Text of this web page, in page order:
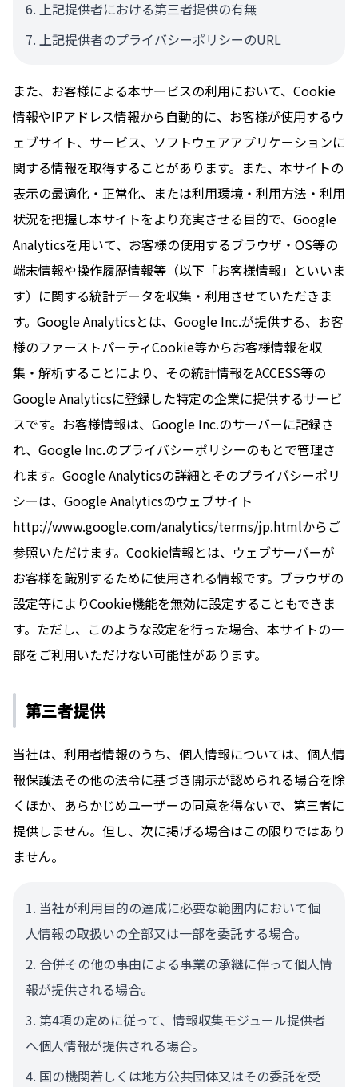
上記提供者における第三者提供の有無
上記提供者のプライバシーポリシーのURL
また、お客様による本サービスの利用において、Cookie
情報やIPアドレス情報から自動的に、お客様が使用するウ
ェブサイト、サービス、ソフトウェアアプリケーションに
関する情報を取得することがあります。また、本サイトの
表示の最適化・正常化、または利用環境・利用方法・利用
状況を把握し本サイトをより充実させる目的で、Google
Analyticsを用いて、お客様の使用するブラウザ・OS等の
端末情報や操作履歴情報等（以下「お客様情報」といいま
す）に関する統計データを収集・利用させていただきま
す。Google Analyticsとは、Google Inc.が提供する、お客
様のファーストパーティCookie等からお客様情報を収
集・解析することにより、その統計情報をACCESS等の
Google Analyticsに登録した特定の企業に提供するサービ
スです。お客様情報は、Google Inc.のサーバーに記録さ
れ、Google Inc.のプライバシーポリシーのもとで管理さ
れます。Google Analyticsの詳細とそのプライバシーポリ
シーは、Google Analyticsのウェブサイト
http://www.google.com/analytics/terms/jp.htmlからご
参照いただけます。Cookie情報とは、ウェブサーバーが
お客様を識別するために使用される情報です。ブラウザの
設定等によりCookie機能を無効に設定することもできま
す。ただし、このような設定を行った場合、本サイトの一
部をご利用いただけない可能性があります。
第三者提供
当社は、利用者情報のうち、個人情報については、個人情
報保護法その他の法令に基づき開示が認められる場合を除
くほか、あらかじめユーザーの同意を得ないで、第三者に
提供しません。但し、次に掲げる場合はこの限りではあり
ません。
当社が利用目的の達成に必要な範囲内において個
人情報の取扱いの全部又は一部を委託する場合。
合併その他の事由による事業の承継に伴って個人情
報が提供される場合。
第4項の定めに従って、情報収集モジュール提供者
へ個人情報が提供される場合。
国の機関若しくは地方公共団体又はその委託を受